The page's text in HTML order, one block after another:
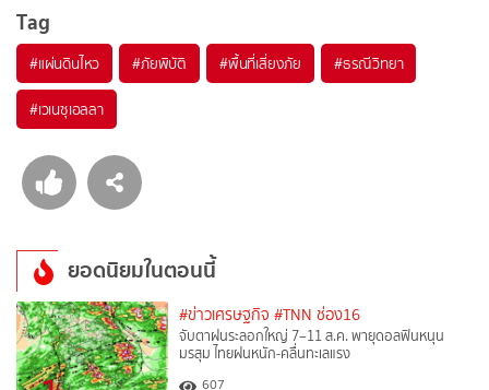
Tag
#แผ่นดินไหว #ภัยพิบัติ #พื้นที่เสี่ยงภัย #ธรณีวิทยา
#เวเนซุเอลลา
ยอดนิยมในตอนนี้
#ข่าวเศรษฐกิจ #TNN ช่อง16
จับตาฝนระลอกใหญ่ 7–11 ส.ค. พายุดอลฟินหนุน
มรสุม ไทยฝนหนัก-คลื่นทะเลแรง
607